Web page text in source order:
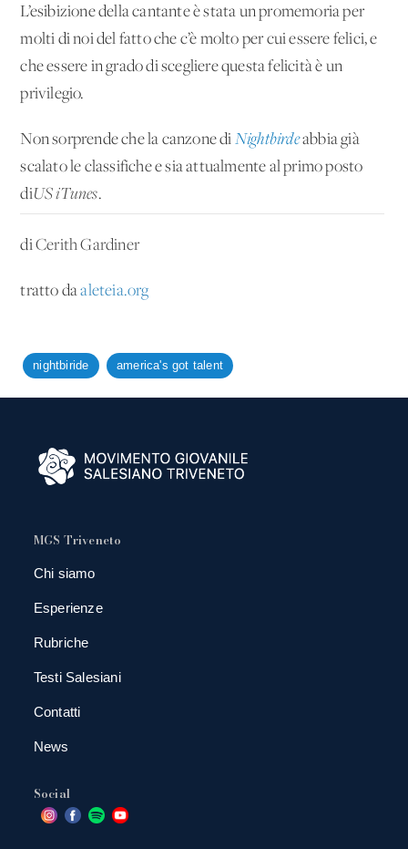
L’esibizione della cantante è stata un promemoria per
molti di noi del fatto che c’è molto per cui essere felici, e
che essere in grado di scegliere questa felicità è un
privilegio.
Non sorprende che la canzone di Nightbirdeabbia già
scalato le classifiche e sia attualmente al primo posto
diUS iTunes.
diCerith Gardiner
tratto daaleteia.org
nightbiride america's got talent
MGS Triveneto
Chi siamo
Esperienze
Rubriche
Testi Salesiani
Contatti
News
Social